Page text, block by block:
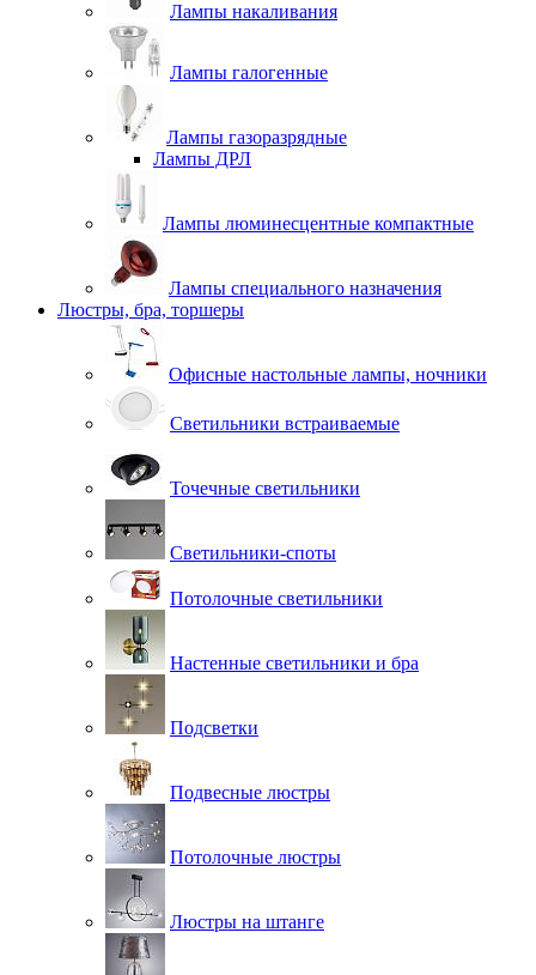
Лампы накаливания
Лампы галогенные
Лампы газоразрядные
Лампы ДРЛ
Лампы люминесцентные компактные
Лампы специального назначения
Люстры, бра, торшеры
Офисные настольные лампы, ночники
Светильники встраиваемые
Точечные светильники
Светильники-споты
Потолочные светильники
Настенные светильники и бра
Подсветки
Подвесные люстры
Потолочные люстры
Люстры на штанге